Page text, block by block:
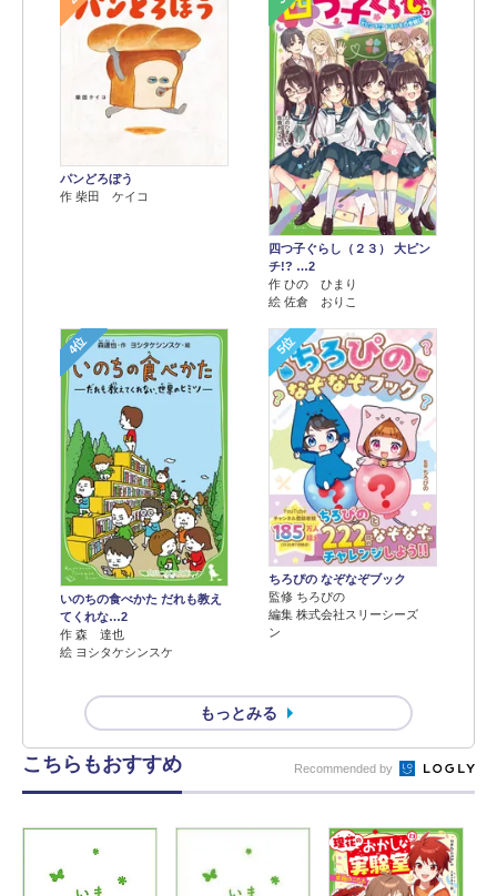
パンどろぼう
作 柴田 ケイコ
四つ子ぐらし（２３） 大ピン
チ!? …2
作 ひの ひまり
絵 佐倉 おりこ
4位
いのちの食べかた だれも教え
てくれな…2
作 森 達也
絵 ヨシタケシンスケ
5位
ちろぴの なぞなぞブック
監修 ちろぴの
編集 株式会社スリーシーズ
ン
もっとみる
こちらもおすすめ Recommended by